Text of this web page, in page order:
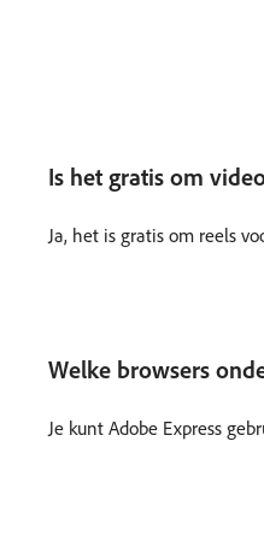
Is het gratis om
Ja, het is gratis om reels
Welke browsers
Je kunt Adobe Express